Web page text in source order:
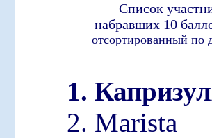
Список
набравших 10
отсортированный по
1.
2. Marista